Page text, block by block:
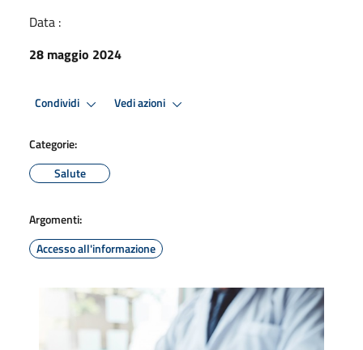
Data :
28 maggio 2024
Condividi Vedi azioni
Categorie:
Salute
Argomenti:
Accesso all'informazione